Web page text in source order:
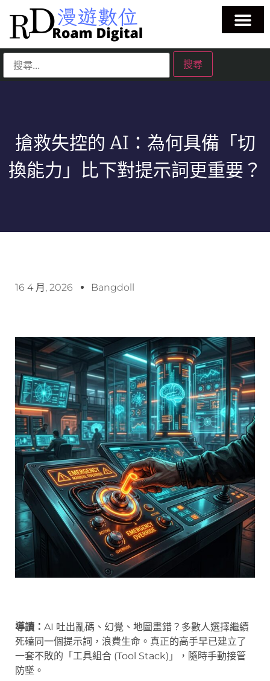
搶救失控的 AI：為何具備「切
換能力」比下對提示詞更重要？
16 4 月, 2026 Bangdoll
導讀： AI 吐出亂碼、幻覺、地圖畫錯？多數人選擇繼續
死磕同一個提示詞，浪費生命。真正的高手早已建立了
一套不敗的「工具組合 (Tool Stack)」，隨時手動接管
防墜。